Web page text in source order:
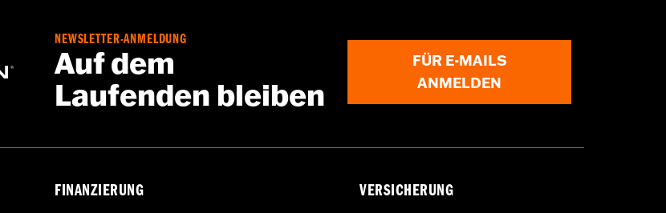
Schrauben, 2 flache verchromte Unterlegscheiben, 1 verchromte Hutmutter, 1
Steckverbinder
NEWSLETTER-ANMELDUNG
Auf dem
Laufenden bleiben
FÜR E-MAILS
ANMELDEN
FINANZIERUNG VERSICHERUNG